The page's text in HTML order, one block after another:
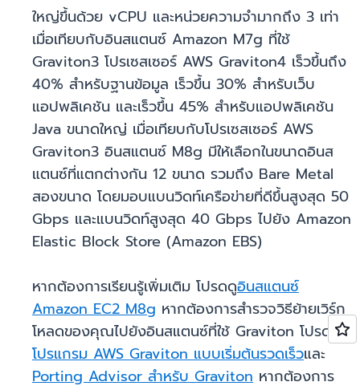
ใหญ่ขึ้นด้วย vCPU และหน่วยความจำมากถึง 3 เท่า
เมื่อเทียบกับอินสแตนซ์ Amazon M7g ที่ใช้
Graviton3 โปรเซสเซอร์ AWS Graviton4 เร็วขึ้นถึง
40% สำหรับฐานข้อมูล เร็วขึ้น 30% สำหรับเว็บ
แอปพลิเคชัน และเร็วขึ้น 45% สำหรับแอปพลิเคชัน
Java ขนาดใหญ่ เมื่อเทียบกับโปรเซสเซอร์ AWS
Graviton3 อินสแตนซ์ M8g มีให้เลือกในขนาดอินส
แตนซ์ที่แตกต่างกัน 12 ขนาด รวมถึง Bare Metal
สองขนาด โดยมอบแบนวิดท์เครือข่ายที่ดีขึ้นสูงสุด 50
Gbps และแบนวิดท์สูงสุด 40 Gbps ไปยัง Amazon
Elastic Block Store (Amazon EBS)
หากต้องการเรียนรู้เพิ่มเติม โปรดดูอินสแตนซ์
Amazon EC2 M8g หากต้องการสำรวจวิธีย้ายเวิร์ก
โหลดของคุณไปยังอินสแตนซ์ที่ใช้ Graviton โปรดดู
โปรแกรม AWS Graviton แบบเริ่มต้นรวดเร็วและ
Porting Advisor สำหรับ Graviton หากต้องการ